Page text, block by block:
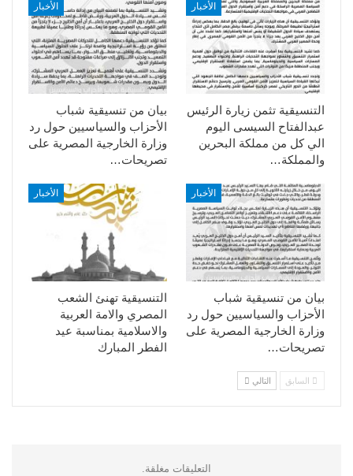
الأخبار
بيان من تنسيقية شباب
الأحزاب والسياسيين حول رد
وزارة الخارجية المصرية على
تصريحات…
الأخبار
التنسيقية تثمن زيارة الرئيس
عبدالفتاح السيسى اليوم
الي كل من مملكة البحرين
والمملكة…
الأخبار
التنسيقية تهنئ الشعب
المصري والامة العربية
والاسلامية بمناسبة عيد
الفطر المبارك
الأخبار
بيان من تنسيقية شباب
الأحزاب والسياسيين حول رد
وزارة الخارجية المصرية على
تصريحات…
السابق التالي
التعليقات مغلقة.